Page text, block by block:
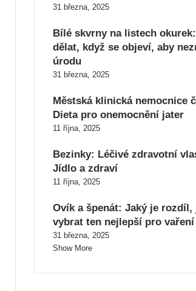
31 března, 2025
Bílé skvrny na listech
dělat, když se objeví, aby
úrodu
31 března, 2025
Městská klinická nemocnice
Dieta pro onemocnění jater
11 října, 2025
Bezinky: Léčivé zdravotní
Jídlo a zdraví
11 října, 2025
Ovík a špenát: Jaký je rozdíl,
vybrat ten nejlepší pro vaření
31 března, 2025
Show More